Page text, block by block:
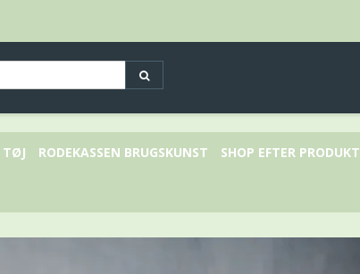
TØJ RODEKASSEN BRUGSKUNST SHOP EFTER PRODUKT